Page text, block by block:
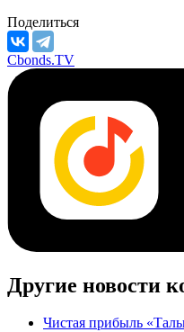
Поделиться
Cbonds.TV
Другие новости
Чистая прибыль